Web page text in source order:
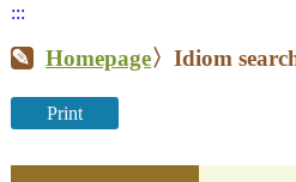
:::
Homepage〉Idiom
Print